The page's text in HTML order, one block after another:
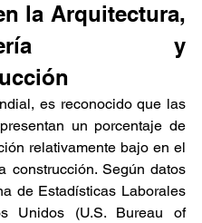
la Arquitectura,
y
es reconocido que las
un porcentaje de
relativamente bajo en el
construcción. Según datos
de Estadísticas Laborales
Unidos (U.S. Bureau of